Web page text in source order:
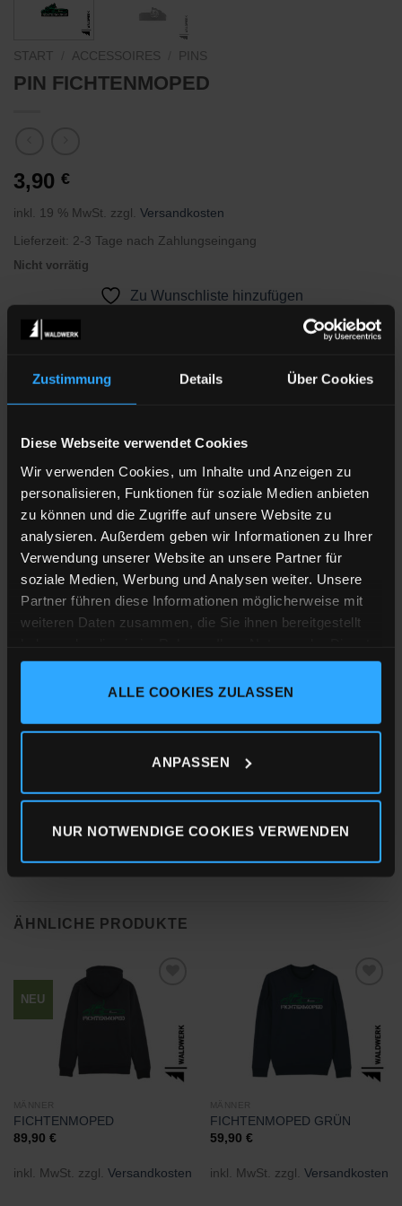
Zustimmung Details Über Cookies
Diese Webseite verwendet Cookies
Wir verwenden Cookies, um Inhalte und Anzeigen zu
personalisieren, Funktionen für soziale Medien anbieten
zu können und die Zugriffe auf unsere Website zu
analysieren. Außerdem geben wir Informationen zu Ihrer
Verwendung unserer Website an unsere Partner für
soziale Medien, Werbung und Analysen weiter. Unsere
Partner führen diese Informationen möglicherweise mit
weiteren Daten zusammen, die Sie ihnen bereitgestellt
gesammelt haben.
ALLE COOKIES ZULASSEN
ANPASSEN
NUR NOTWENDIGE COOKIES VERWENDEN
START ACCESSOIRES PINS
PIN FICHTENMOPED
3,90 €
inkl. 19 % MwSt. zzgl. Versandkosten
Lieferzeit: 2-3 Tage nach Zahlungseingang
Nicht vorrätig
Zu Wunschliste hinzufügen
Kategorien:ACCESSOIRES
BESCHREIBUNG
Designed and printed in the Black Forest
Material:
Siebdruckverfahren bedruckt, Epoxyversiegelung,
Butterfly-Verschluss
ÄHNLICHE PRODUKTE
NEU
Wunschliste
hinzufügen
MÄNNER
FICHTENMOPED
89,90 €
inkl. MwSt. zzgl. Versandkosten
Wunschliste
hinzufügen
MÄNNER
FICHTENMOPED GRÜN
59,90 €
inkl. MwSt. zzgl. Versandkosten